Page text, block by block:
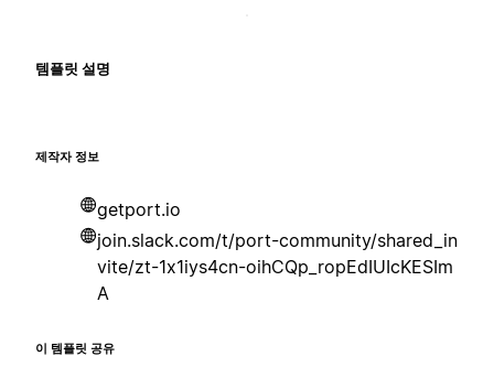
템플릿 설명
제작자 정보
getport.io
join.slack.com/t/port-community/shared_in
vite/zt-1x1iys4cn-oihCQp_ropEdIUIcKESIm
A
이 템플릿 공유